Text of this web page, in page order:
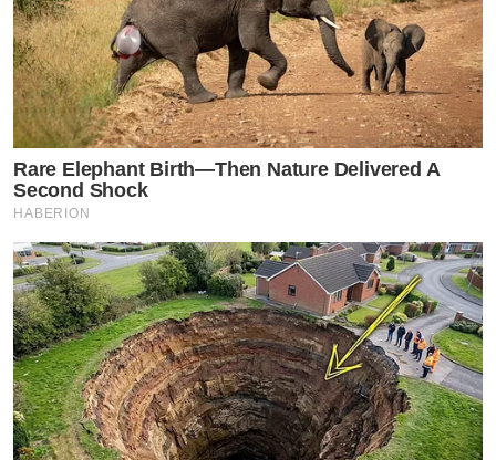
Rare Elephant Birth—Then Nature Delivered A
Second Shock
HABERION